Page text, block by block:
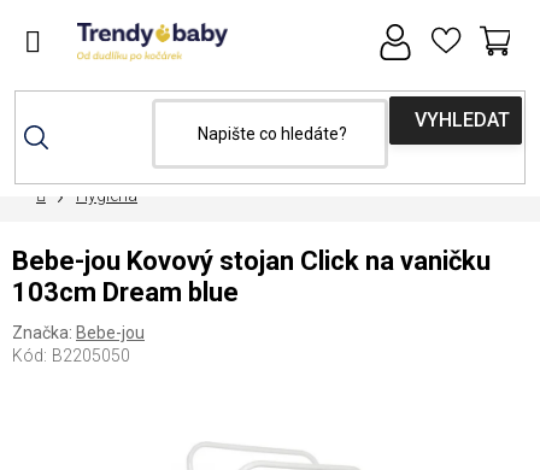
DomůHygiena
Bebe-jou Kovový stojan Click na vaničku
103cm Dream blue
Značka: Bebe-jou
Kód: B2205050